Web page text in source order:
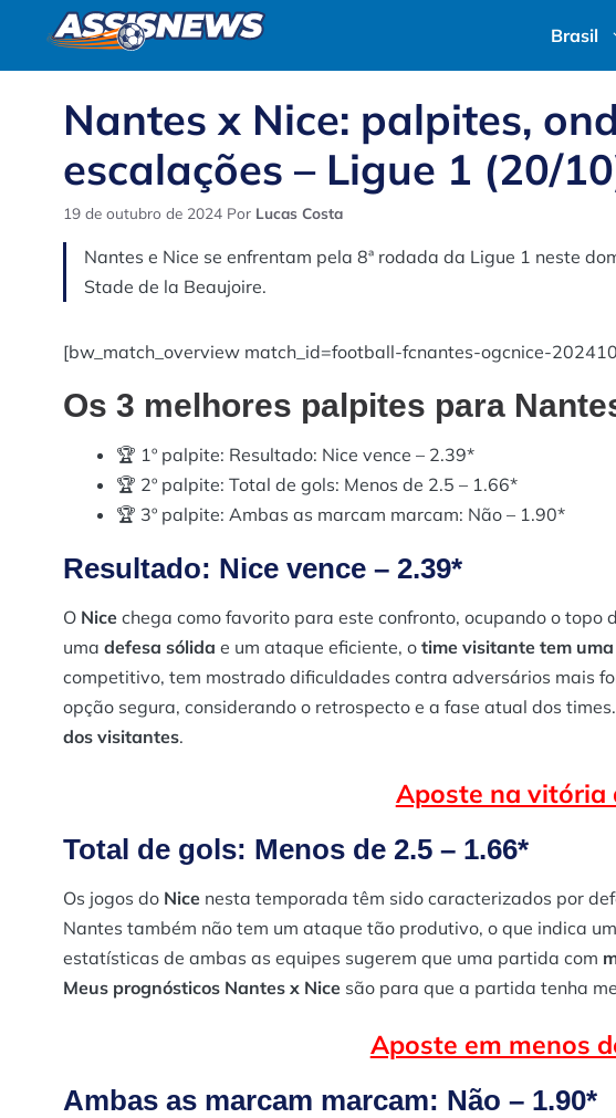
o
conteúdo
Brasil
Nantes x Nice: palpites,
escalações – Ligue 1 (20/
19 de outubro de 2024 Por Lucas Costa
Nantes e Nice se enfrentam pela 8ª rodada da Ligue 1 neste
Stade de la Beaujoire.
[bw_match_overview match_id=football-fcnantes-ogcnice-
Os 3 melhores palpites para
🏆 1º palpite: Resultado: Nice vence – 2.39*
🏆 2º palpite: Total de gols: Menos de 2.5 – 1.66*
🏆 3º palpite: Ambas as marcam marcam: Não – 1.90*
Resultado: Nice vence – 2.39*
O Nice chega como favorito para este confronto, ocupando o topo
uma defesa sólida e um ataque eficiente, o time visitante tem
competitivo, tem mostrado dificuldades contra adversários mais
opção segura, considerando o retrospecto e a fase atual dos times.
dos visitantes.
Aposte na vitória
Total de gols: Menos de 2.5 – 1.66*
Os jogos do Nice nesta temporada têm sido caracterizados por
Nantes também não tem um ataque tão produtivo, o que indica
estatísticas de ambas as equipes sugerem que uma partida com
Meus prognósticos Nantes x Nice são para que a partida tenha
Aposte em menos
Ambas as marcam marcam: Não – 1.90*